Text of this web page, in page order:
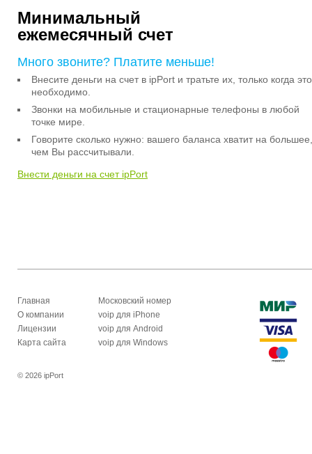
Минимальный
ежемесячный счет
Много звоните? Платите меньше!
Внесите деньги на счет в ipPort и тратьте их, только когда это
необходимо.
Звонки на мобильные и стационарные телефоны в любой
точке мире.
Говорите сколько нужно: вашего баланса хватит на большее,
чем Вы рассчитывали.
Внести деньги на счет ipPort
Главная
О компании
Лицензии
Карта сайта
Московский номер
voip для iPhone
voip для Android
voip для Windows
© 2026 ipPort